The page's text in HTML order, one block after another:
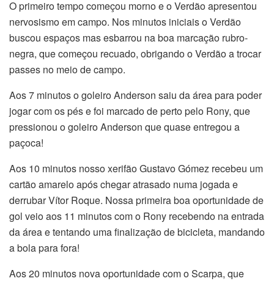
O primeiro tempo começou morno e o Verdão apresentou
nervosismo em campo. Nos minutos iniciais o Verdão
buscou espaços mas esbarrou na boa marcação rubro-
negra, que começou recuado, obrigando o Verdão a trocar
passes no meio de campo.
Aos 7 minutos o goleiro Anderson saiu da área para poder
jogar com os pés e foi marcado de perto pelo Rony, que
pressionou o goleiro Anderson que quase entregou a
paçoca!
Aos 10 minutos nosso xerifão Gustavo Gómez recebeu um
cartão amarelo após chegar atrasado numa jogada e
derrubar Vítor Roque. Nossa primeira boa oportunidade de
gol veio aos 11 minutos com o Rony recebendo na entrada
da área e tentando uma finalização de bicicleta, mandando
a bola para fora!
Aos 20 minutos nova oportunidade com o Scarpa, que